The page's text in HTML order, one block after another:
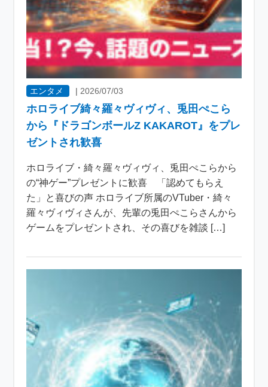
エンタメ | 2026/07/03
ホロライブ綺々羅々ヴィヴィ、兎田ぺこら
から『ドラゴンボールZ KAKAROT』をプレ
ゼントされ歓喜
ホロライブ・綺々羅々ヴィヴィ、兎田ぺこらから
の“神ゲー”プレゼントに歓喜 「認めてもらえ
た」と喜びの声 ホロライブ所属のVTuber・綺々
羅々ヴィヴィさんが、先輩の兎田ぺこらさんから
ゲームをプレゼントされ、その喜びを雑談 […]